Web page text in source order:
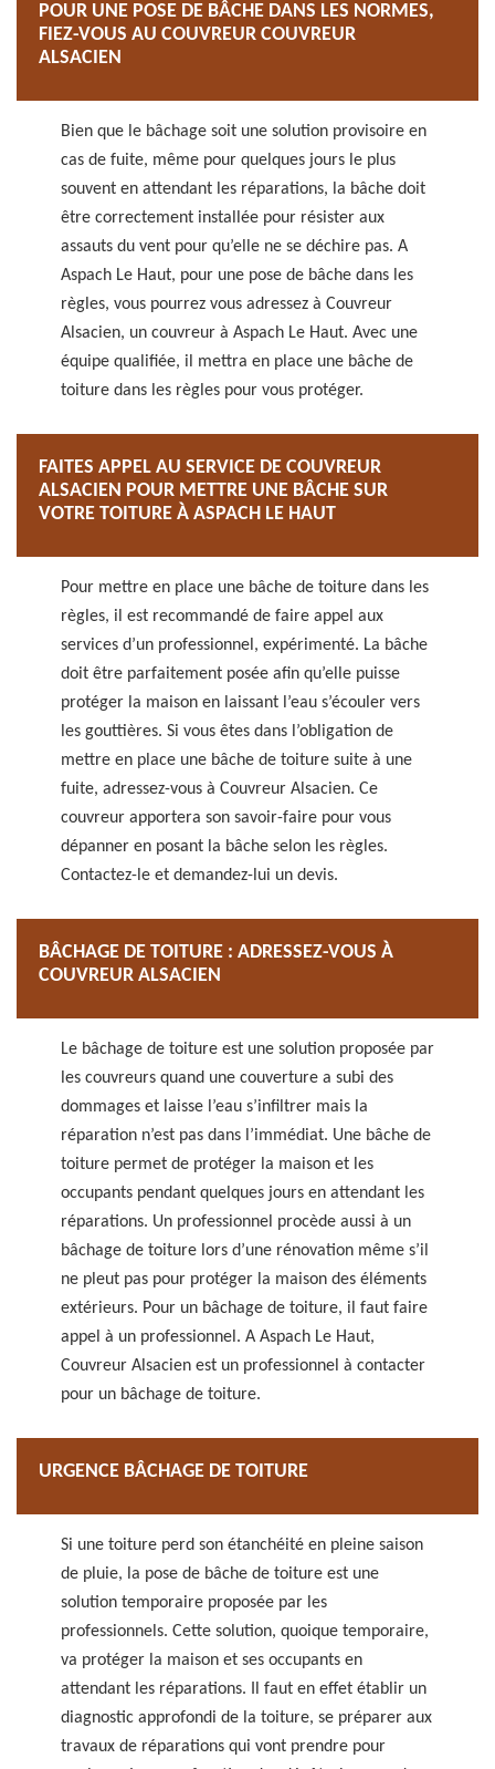
POUR UNE POSE DE BÂCHE DANS LES NORMES,
FIEZ-VOUS AU COUVREUR COUVREUR
ALSACIEN
Bien que le bâchage soit une solution provisoire en
cas de fuite, même pour quelques jours le plus
souvent en attendant les réparations, la bâche doit
être correctement installée pour résister aux
assauts du vent pour qu’elle ne se déchire pas. A
Aspach Le Haut, pour une pose de bâche dans les
règles, vous pourrez vous adressez à Couvreur
Alsacien, un couvreur à Aspach Le Haut. Avec une
équipe qualifiée, il mettra en place une bâche de
toiture dans les règles pour vous protéger.
FAITES APPEL AU SERVICE DE COUVREUR
ALSACIEN POUR METTRE UNE BÂCHE SUR
VOTRE TOITURE À ASPACH LE HAUT
Pour mettre en place une bâche de toiture dans les
règles, il est recommandé de faire appel aux
services d’un professionnel, expérimenté. La bâche
doit être parfaitement posée afin qu’elle puisse
protéger la maison en laissant l’eau s’écouler vers
les gouttières. Si vous êtes dans l’obligation de
mettre en place une bâche de toiture suite à une
fuite, adressez-vous à Couvreur Alsacien. Ce
couvreur apportera son savoir-faire pour vous
dépanner en posant la bâche selon les règles.
Contactez-le et demandez-lui un devis.
BÂCHAGE DE TOITURE : ADRESSEZ-VOUS À
COUVREUR ALSACIEN
Le bâchage de toiture est une solution proposée par
les couvreurs quand une couverture a subi des
dommages et laisse l’eau s’infiltrer mais la
réparation n’est pas dans l’immédiat. Une bâche de
toiture permet de protéger la maison et les
occupants pendant quelques jours en attendant les
réparations. Un professionnel procède aussi à un
bâchage de toiture lors d’une rénovation même s’il
ne pleut pas pour protéger la maison des éléments
extérieurs. Pour un bâchage de toiture, il faut faire
appel à un professionnel. A Aspach Le Haut,
Couvreur Alsacien est un professionnel à contacter
pour un bâchage de toiture.
URGENCE BÂCHAGE DE TOITURE
Si une toiture perd son étanchéité en pleine saison
de pluie, la pose de bâche de toiture est une
solution temporaire proposée par les
professionnels. Cette solution, quoique temporaire,
va protéger la maison et ses occupants en
attendant les réparations. Il faut en effet établir un
diagnostic approfondi de la toiture, se préparer aux
travaux de réparations qui vont prendre pour